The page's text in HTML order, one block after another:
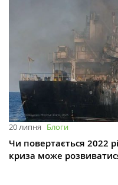
20 липня Блоги
Чи повертається 2022
криза може